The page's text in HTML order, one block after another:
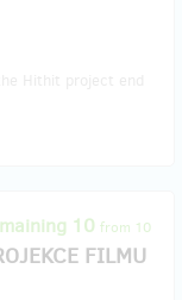
10 from 10
FILMU